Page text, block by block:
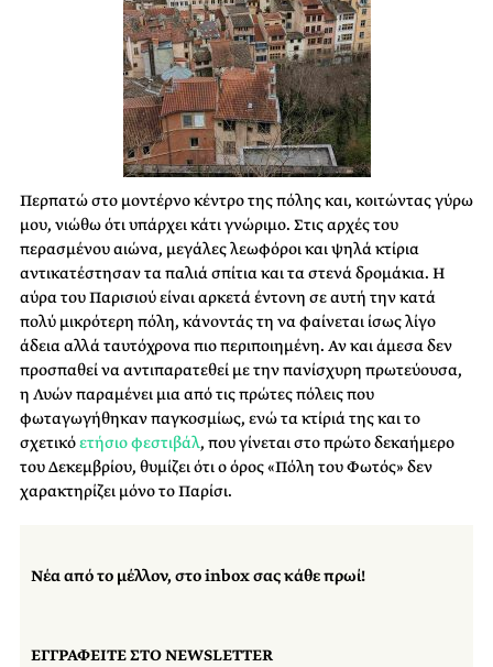
Περπατώ στο μοντέρνο κέντρο της πόλης και, κοιτώντας γύρω
μου, νιώθω ότι υπάρχει κάτι γνώριμο. Στις αρχές του
περασμένου αιώνα, μεγάλες λεωφόροι και ψηλά κτίρια
αντικατέστησαν τα παλιά σπίτια και τα στενά δρομάκια. Η
αύρα του Παρισιού είναι αρκετά έντονη σε αυτή την κατά
πολύ μικρότερη πόλη, κάνοντάς τη να φαίνεται ίσως λίγο
άδεια αλλά ταυτόχρονα πιο περιποιημένη. Αν και άμεσα δεν
προσπαθεί να αντιπαρατεθεί με την πανίσχυρη πρωτεύουσα,
η Λυών παραμένει μια από τις πρώτες πόλεις που
φωταγωγήθηκαν παγκοσμίως, ενώ τα κτίριά της και το
σχετικόετήσιο φεστιβάλ, που γίνεται στο πρώτο δεκαήμερο
του Δεκεμβρίου, θυμίζει ότι ο όρος «Πόλη του Φωτός» δεν
χαρακτηρίζει μόνο το Παρίσι.
Νέα από το μέλλον, στο inbox σας κάθε πρωί!
ΕΓΓΡΑΦΕΙΤΕ ΣΤΟ NEWSLETTER